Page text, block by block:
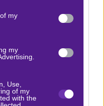
in below Google
my
my
Use,
of my
with the
της ημέρας, θα
Telegram, όπου
προσφορές της ημέρας